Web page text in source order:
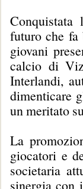
futuro che
giovani
calcio di
Interlandi,
dimenticare
un meritato
La
giocatori e
societaria
sinergia con